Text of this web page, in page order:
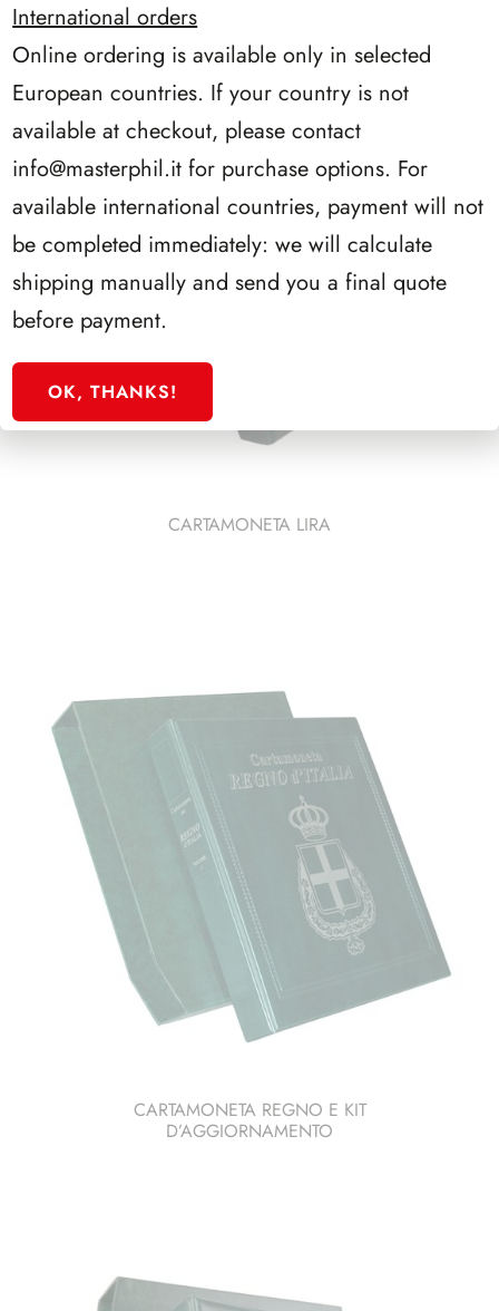
CARTAMONETA LIRA
CARTAMONETA REGNO E KIT
D’AGGIORNAMENTO
International orders
Online ordering is available only in selected
European countries. If your country is not
available at checkout, please contact
info@masterphil.it for purchase options. For
available international countries, payment will not
be completed immediately: we will calculate
shipping manually and send you a final quote
before payment.
OK, THANKS!